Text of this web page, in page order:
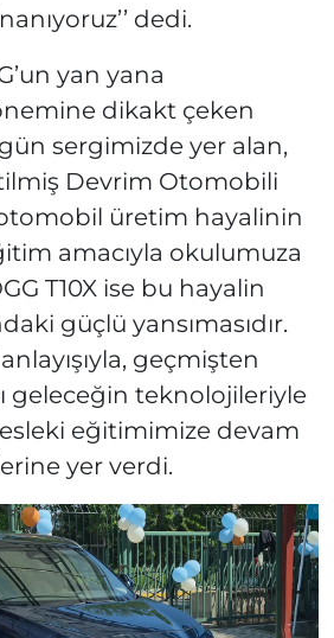
dedi.
yan yana
dikakt çeken
sergimizde yer alan,
Devrim Otomobili
üretim hayalinin
amacıyla okulumuza
T10X ise bu hayalin
güçlü yansımasıdır.
geçmişten
geleceğin teknolojileriyle
eğitimimize devam
yer verdi.